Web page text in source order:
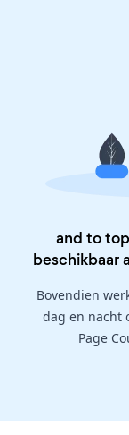
and to
beschikbaar
Bovendien
dag en nacht
Page